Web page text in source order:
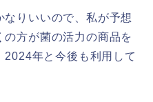
りいいので、私が予想
方が菌の活力の商品を
年と今後も利用して